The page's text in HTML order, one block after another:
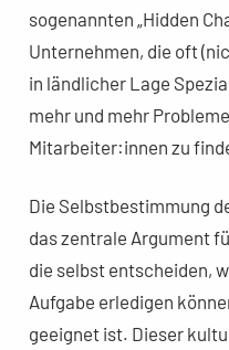
sogenannten „Hidden
Unternehmen, die oft
in ländlicher Lage
mehr und mehr
Mitarbeiter:innen zu
Die Selbstbestimmung
das zentrale Argument
die selbst entscheiden,
Aufgabe erledigen
geeignet ist. Dieser